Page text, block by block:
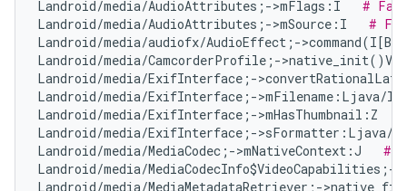
Landroid/media/AudioAttributes;->mFlags:I #
Landroid/media/AudioAttributes;->mSource:I #
Landroid/media/audiofx/AudioEffect;-
Landroid/media/CamcorderProfile;-
Landroid/media/ExifInterface;-
Landroid/media/ExifInterface;-
Landroid/media/ExifInterface;->mHasThumbnail:Z
Landroid/media/ExifInterface;-
Landroid/media/MediaCodec;->mNativeContext:J #
Landroid/media/
Landroid/media/MediaMetadataRetriever;-